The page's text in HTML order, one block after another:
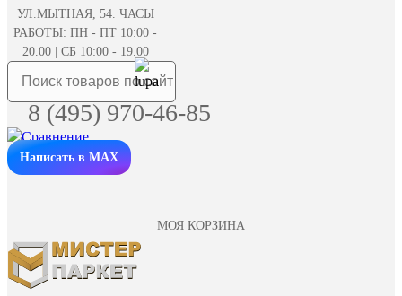
УЛ.МЫТНАЯ, 54. ЧАСЫ
РАБОТЫ: ПН - ПТ 10:00 -
20.00 | СБ 10:00 - 19.00
8 (495) 970-46-85
Написать в MAX
МОЯ КОРЗИНА